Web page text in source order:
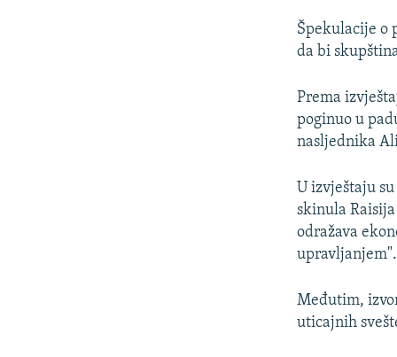
Špekulacije o
da bi
Prema
poginuo u
nasljednika
U izvještaju
skinula
odražava
upravljanjem".
Međutim,
uticajnih